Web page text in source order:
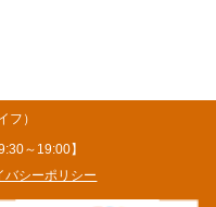
フ）
～19:00】
バシーポリシー